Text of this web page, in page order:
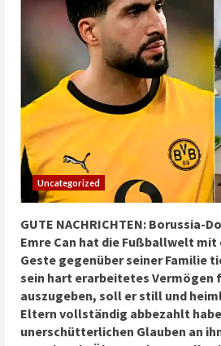
Uncategorized
GUTE NACHRICHTEN: Borussia-
Emre Can hat die Fußballwelt mit
Geste gegenüber seiner Familie
sein hart erarbeitetes Vermögen
auszugeben, soll er still und
Eltern vollständig abbezahlt
unerschütterlichen Glauben an